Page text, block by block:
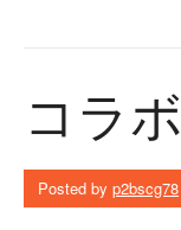
コラ
Posted by p2bscg78